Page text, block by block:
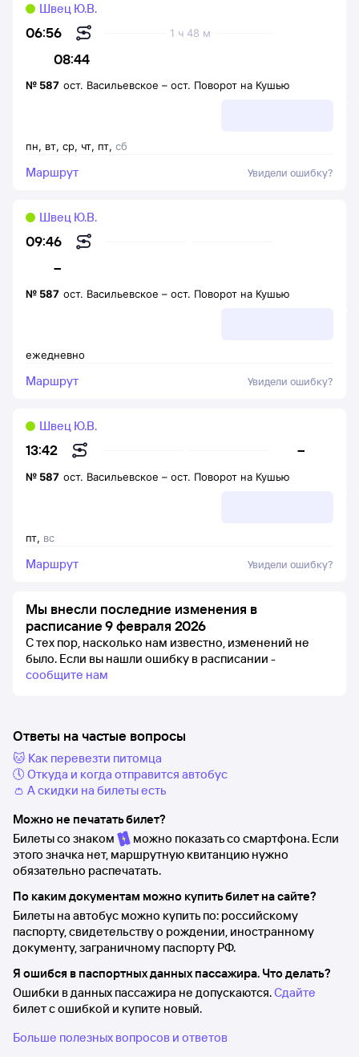
06:56
08:44
1 ч 48 м
Швец Ю.В.
пн, вт, ср, чт, пт, сб
№ 587 ост. Васильевское – ост. Поворот на Кушью
Маршрут Увидели ошибку?
09:46
–
Швец Ю.В.
ежедневно
№ 587 ост. Васильевское – ост. Поворот на Кушью
Маршрут Увидели ошибку?
13:42 –
Швец Ю.В.
пт, вс
№ 587 ост. Васильевское – ост. Поворот на Кушью
Маршрут Увидели ошибку?
Мы внесли последние изменения в
расписание 9 февраля 2026
С тех пор, насколько нам известно, изменений не
было. Если вы нашли ошибку в расписании -
сообщите нам
Ответы на частые вопросы
🐱 Как перевезти питомца
🕔 Откуда и когда отправится автобус
👛 А скидки на билеты есть
Можно не печатать билет?
Билеты со знаком
можно показать со смартфона. Если
этого значка нет, маршрутную квитанцию нужно
обязательно распечатать.
По каким документам можно купить билет на сайте?
Билеты на автобус можно купить по: российскому
паспорту, свидетельству о рождении, иностранному
документу, заграничному паспорту РФ.
Я ошибся в паспортных данных пассажира. Что делать?
Ошибки в данных пассажира не допускаются.Сдайте
билет с ошибкой и купите новый.
Больше полезных вопросов и ответов